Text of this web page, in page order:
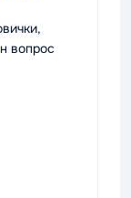
вопрос